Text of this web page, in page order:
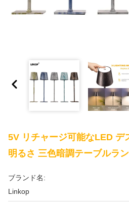
5V リチャージ可能なLED デ
明るさ 三色暗調テーブルラ
ブランド名:
Linkop